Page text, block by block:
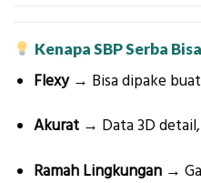
Kenapa SBP Serba
Flexy→ Bisa dipake
Akurat → Data 3D
Ramah Lingkungan →